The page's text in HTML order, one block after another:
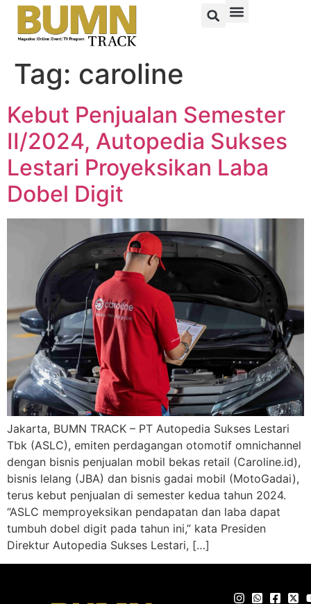
Tag: caroline
Kebut Penjualan Semester
II/2024, Autopedia Sukses
Lestari Proyeksikan Laba
Dobel Digit
Jakarta, BUMN TRACK – PT Autopedia Sukses Lestari
Tbk (ASLC), emiten perdagangan otomotif omnichannel
dengan bisnis penjualan mobil bekas retail (Caroline.id),
bisnis lelang (JBA) dan bisnis gadai mobil (MotoGadai),
terus kebut penjualan di semester kedua tahun 2024.
“ASLC memproyeksikan pendapatan dan laba dapat
tumbuh dobel digit pada tahun ini,” kata Presiden
Direktur Autopedia Sukses Lestari, […]